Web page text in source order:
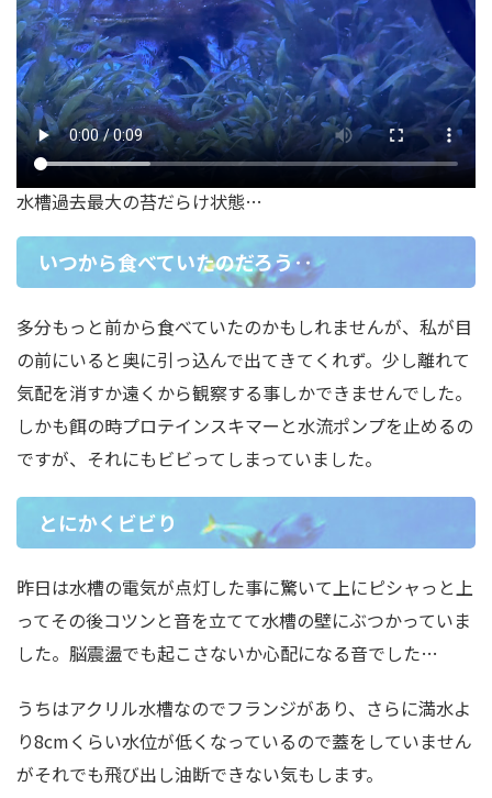
水槽過去最大の苔だらけ状態…
いつから食べていたのだろう‥
多分もっと前から食べていたのかもしれませんが、私が目
の前にいると奥に引っ込んで出てきてくれず。少し離れて
気配を消すか遠くから観察する事しかできませんでした。
しかも餌の時プロテインスキマーと水流ポンプを止めるの
ですが、それにもビビってしまっていました。
とにかくビビり
昨日は水槽の電気が点灯した事に驚いて上にピシャっと上
ってその後コツンと音を立てて水槽の壁にぶつかっていま
した。脳震盪でも起こさないか心配になる音でした…
うちはアクリル水槽なのでフランジがあり、さらに満水よ
り8cmくらい水位が低くなっているので蓋をしていません
がそれでも飛び出し油断できない気もします。